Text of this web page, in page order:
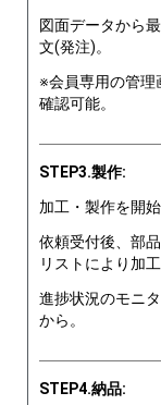
図面データから
文(発注)。
※会員専用の管理
確認可能。
STEP3.製作:
加工・製作を開始
依頼受付後、部
リストにより加
進捗状況のモニ
から。
STEP4.納品: